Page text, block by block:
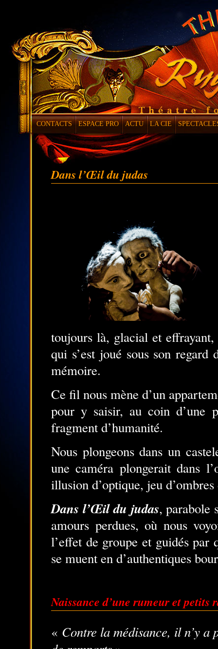
CONTACTS ESPACE PRO ACTU LA CIE
Dans l’Œil du judas
toujours là, glacial et
qui s’est joué sous son regard
mémoire.
Ce fil nous mène d’un
pour y saisir, au coin d’une
fragment d’humanité.
Nous plongeons dans un
une caméra plongerait dans
illusion d’optique, jeu
Dans l’Œil du judas, parabole
amours perdues, où nous
l’effet de groupe et guidés
se muent en d’authentiques
Naissance d’une rumeur et petits
« Contre la médisance, il n’y a